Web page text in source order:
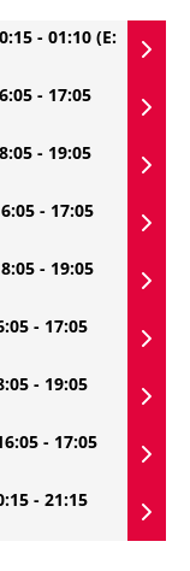
- 01:10 (E:
- 17:05
- 19:05
- 17:05
- 19:05
- 17:05
- 19:05
- 17:05
- 21:15